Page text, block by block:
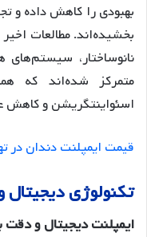
بهبودی را کاهش داده و
بخشیده‌اند. مطالعات
نانوساختار،
متمرکز شده‌اند که
اسئواینتگریشن و
قیمت ایمپلنت دندان در
تکنولوژیدیجیتال
ایمپلنتدیجیتالودقت